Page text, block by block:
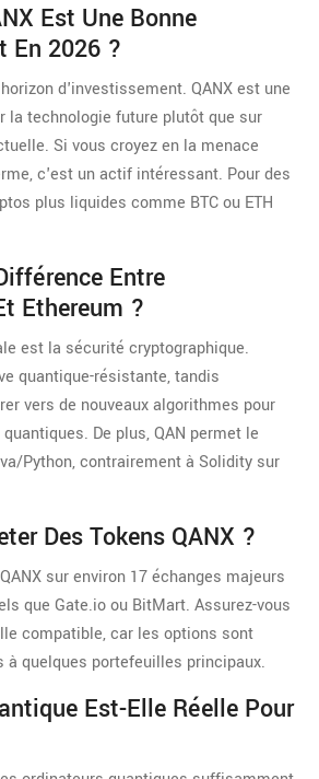
Est Une Bonne
En 2026 ?
d'investissement. QANX est une
la technologie future plutôt que sur
Si vous croyez en la menace
c'est un actif intéressant. Pour des
plus liquides comme BTC ou ETH
Entre
Ethereum ?
est la sécurité cryptographique.
quantique-résistante, tandis
vers de nouveaux algorithmes pour
De plus, QAN permet le
Python, contrairement à Solidity sur
Des Tokens QANX ?
sur environ 17 échanges majeurs
que Gate.io ou BitMart. Assurez-vous
compatible, car les options sont
quelques portefeuilles principaux.
Est-Elle Réelle Pour